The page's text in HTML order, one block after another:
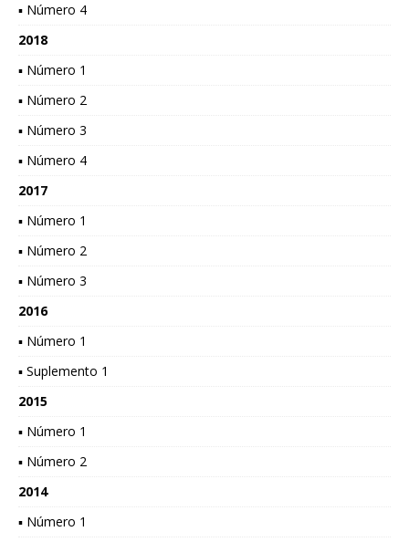
▪ Número 4
2018
▪ Número 1
▪ Número 2
▪ Número 3
▪ Número 4
2017
▪ Número 1
▪ Número 2
▪ Número 3
2016
▪ Número 1
▪ Suplemento 1
2015
▪ Número 1
▪ Número 2
2014
▪ Número 1